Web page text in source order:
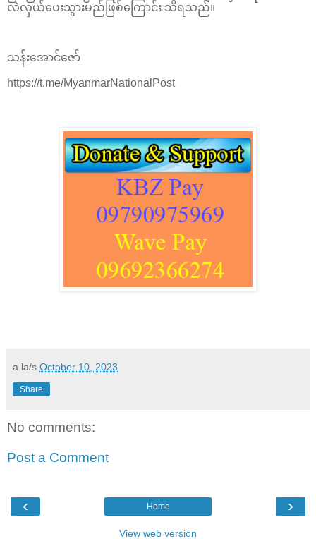
လဲလှယ်ပေးသွားမည်ဖြစ်ကြောင်း သိရသည်။
သန်းအောင်ဇော်
https://t.me/MyanmarNationalPost
a la/s October 10, 2023
Share
No comments:
Post a Comment
‹ ›
Home
View web version